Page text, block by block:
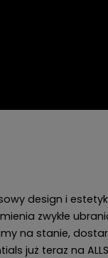
design i
zwykłe
na stanie,
już teraz na